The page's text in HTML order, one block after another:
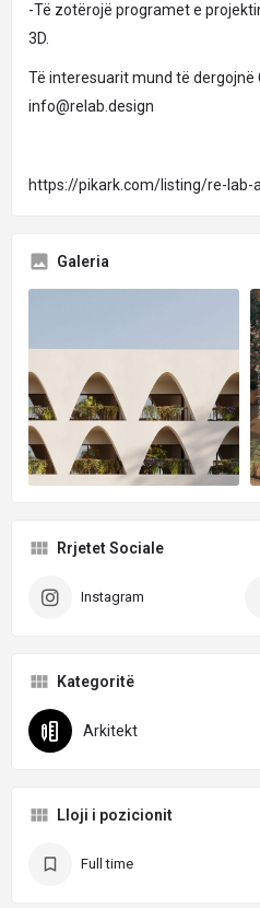
-Të zotërojë programet e
3D.
Të interesuarit mund të dergojnë
info@relab.design
https://pikark.com/listing/re-lab-
Galeria
Rrjetet Sociale
Instagram
Kategoritë
Arkitekt
Lloji i pozicionit
Full time